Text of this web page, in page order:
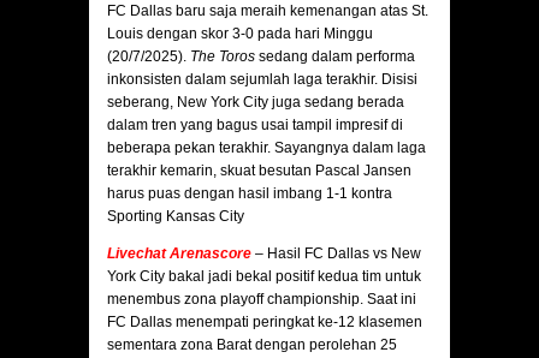
FC Dallas baru saja meraih kemenangan atas St.
Louis dengan skor 3-0 pada hari Minggu
(20/7/2025). The Toros sedang dalam performa
inkonsisten dalam sejumlah laga terakhir. Disisi
seberang, New York City juga sedang berada
dalam tren yang bagus usai tampil impresif di
beberapa pekan terakhir. Sayangnya dalam laga
terakhir kemarin, skuat besutan Pascal Jansen
harus puas dengan hasil imbang 1-1 kontra
Sporting Kansas City
Livechat Arenascore – Hasil FC Dallas vs New
York City bakal jadi bekal positif kedua tim untuk
menembus zona playoff championship. Saat ini
FC Dallas menempati peringkat ke-12 klasemen
sementara zona Barat dengan perolehan 25